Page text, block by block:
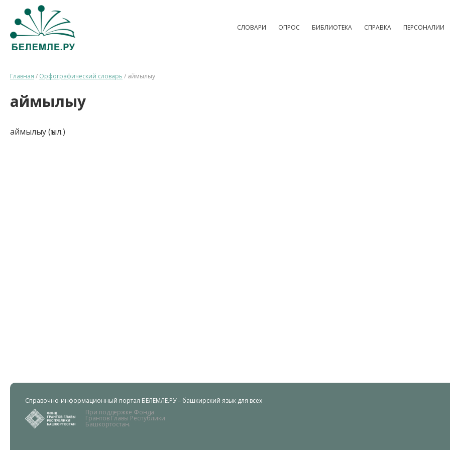
СЛОВАРИ ОПРОС БИБЛИОТЕКА СПРАВКА ПЕРСОНАЛИИ
Главная / Орфографический словарь / аймылыу
аймылыу
аймылыу (ҡыл.)
Справочно-информационный портал БЕЛЕМЛЕ.РУ – башкирский язык для всех
При поддержке Фонда
Грантов Главы Республики
Башкортостан.